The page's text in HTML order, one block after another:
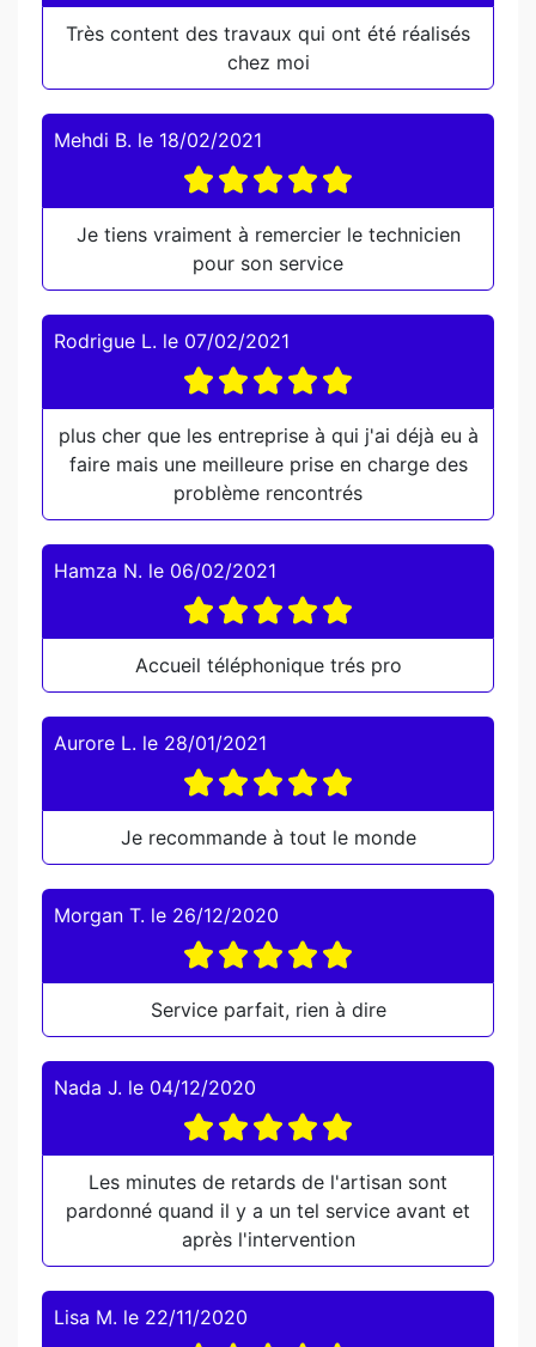
Très content des travaux qui ont été réalisés
chez moi
Mehdi B. le 18/02/2021
Je tiens vraiment à remercier le technicien
pour son service
Rodrigue L. le 07/02/2021
plus cher que les entreprise à qui j'ai déjà eu à
faire mais une meilleure prise en charge des
problème rencontrés
Hamza N. le 06/02/2021
Accueil téléphonique trés pro
Aurore L. le 28/01/2021
Je recommande à tout le monde
Morgan T. le 26/12/2020
Service parfait, rien à dire
Nada J. le 04/12/2020
Les minutes de retards de l'artisan sont
pardonné quand il y a un tel service avant et
après l'intervention
Lisa M. le 22/11/2020